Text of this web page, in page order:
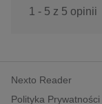
1 - 5 z 5 opinii
Nexto Reader
Polityka Prywatności